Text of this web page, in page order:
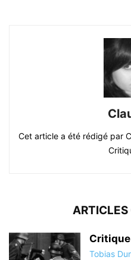
Cet article a été rédigé par
Critique
Tobias